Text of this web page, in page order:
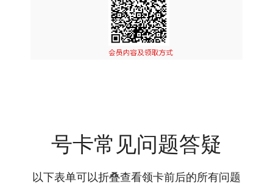
号卡常见问题答疑
以下表单可以折叠查看领卡前后的所有问题